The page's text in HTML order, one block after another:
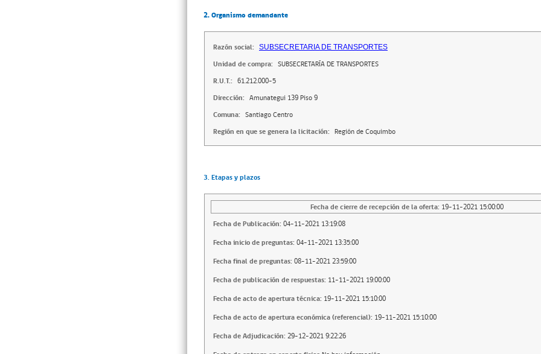
2. Organismo demandante
Razón social: SUBSECRETARIA DE TRANSPORTES
Unidad de compra: SUBSECRETARÍA DE TRANSPORTES
R.U.T.: 61.212.000-5
Dirección: Amunategui 139 Piso 9
Comuna: Santiago Centro
Región en que se genera la licitación: Región de Coquimbo
3. Etapas y plazos
Fecha de cierre de recepción de la oferta: 19-11-2021 15:00:00
Fecha de Publicación: 04-11-2021 13:19:08
Fecha inicio de preguntas: 04-11-2021 13:35:00
Fecha final de preguntas: 08-11-2021 23:59:00
Fecha de publicación de respuestas: 11-11-2021 19:00:00
Fecha de acto de apertura técnica: 19-11-2021 15:10:00
Fecha de acto de apertura económica (referencial): 19-11-2021 15:10:00
Fecha de Adjudicación: 29-12-2021 9:22:26